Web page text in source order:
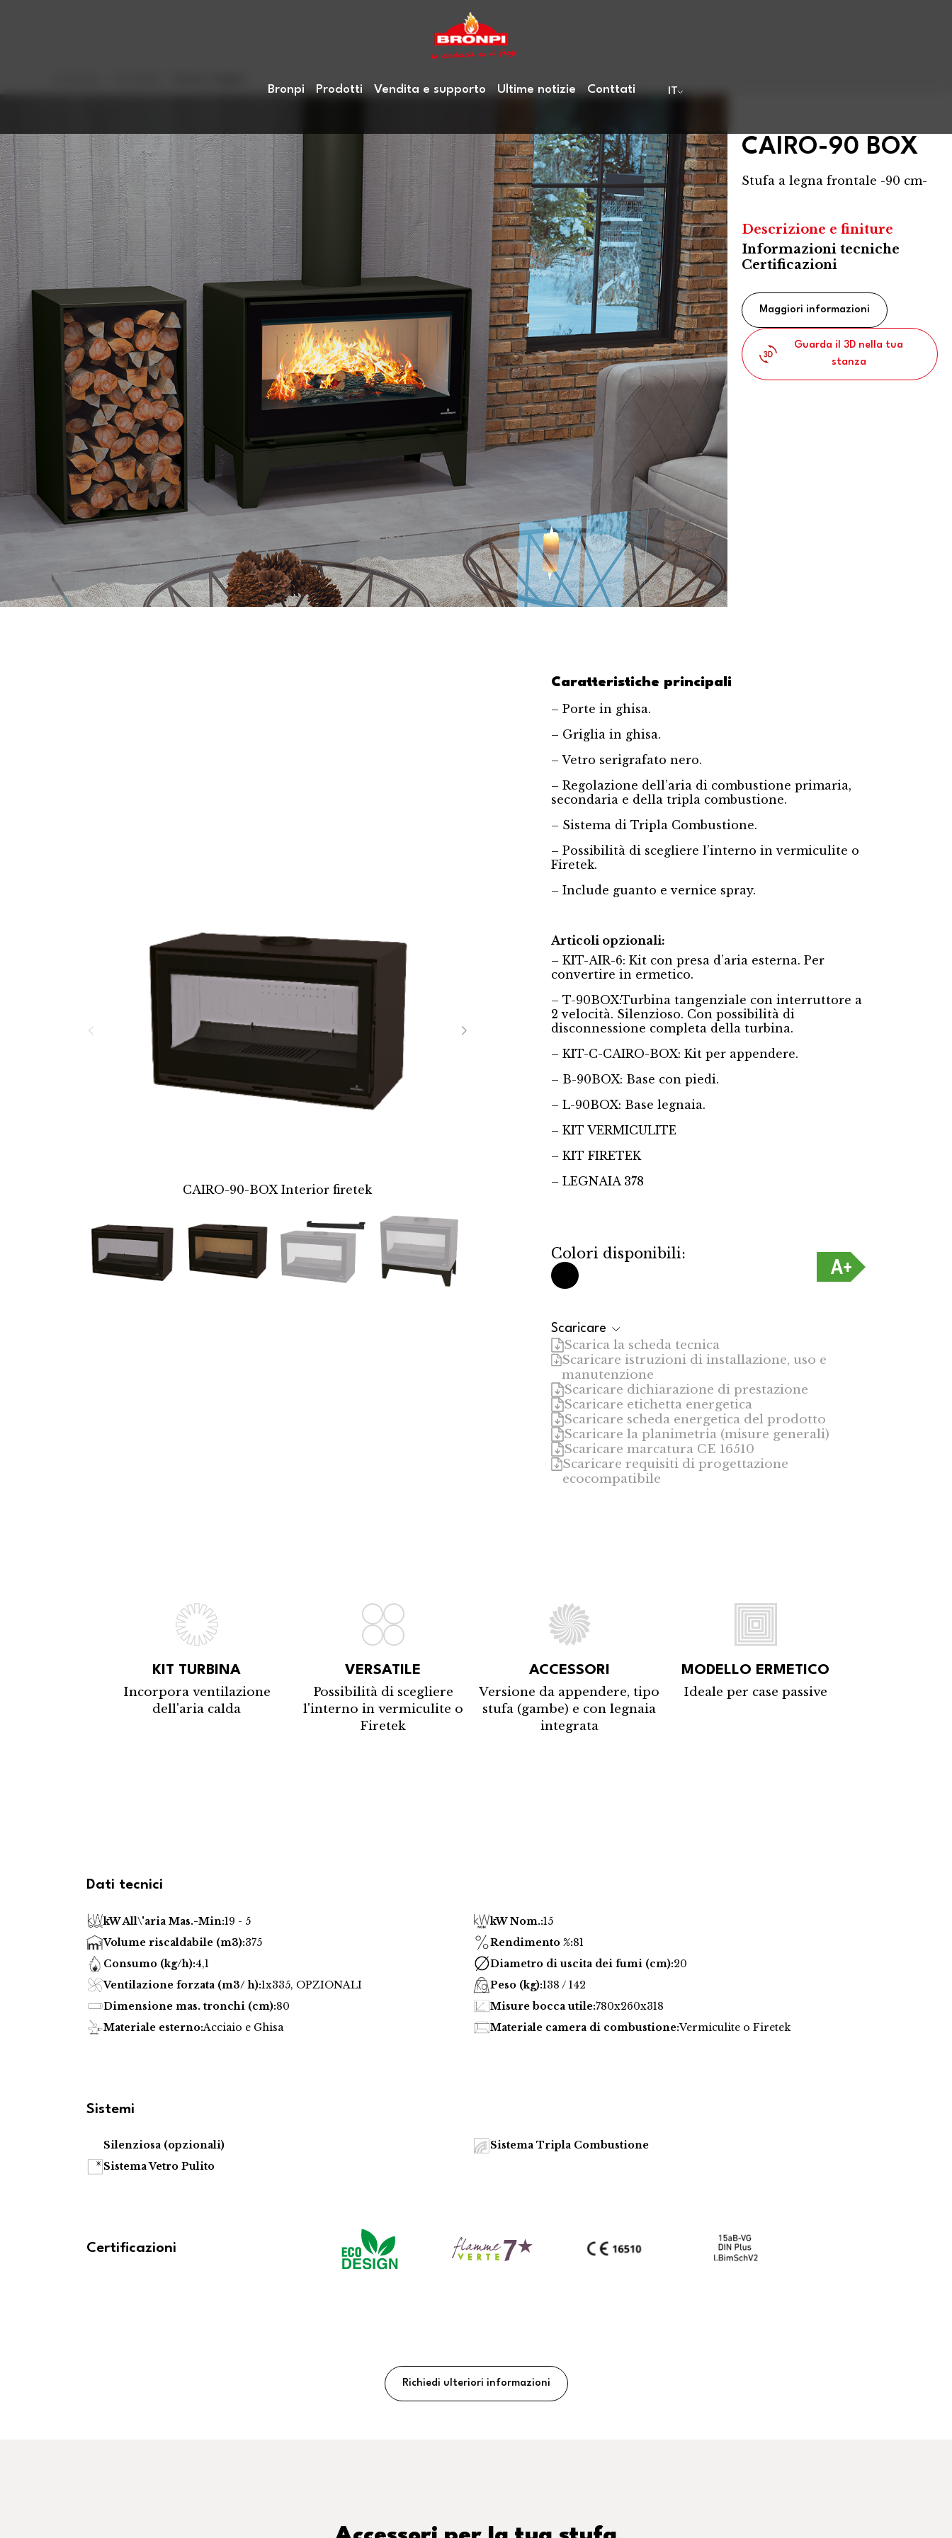
Bronpi Prodotti Vendita e supporto Ultime notizie Conttati IT
CAIRO-90 BOX
Stufa a legna frontale -90 cm-
Descrizione e finiture
Informazioni tecniche
Certificazioni
Maggiori informazioni
Guarda il 3D nella tua
stanza
CAIRO-90-BOX Interior firetek CAIRO-90-BOX Interior vermiculita
Caratteristiche principali
– Porte in ghisa.
– Griglia in ghisa.
– Vetro serigrafato nero.
– Regolazione dell’aria di combustione primaria,
secondaria e della tripla combustione.
– Sistema di Tripla Combustione.
– Possibilità di scegliere l’interno in vermiculite o
Firetek.
– Include guanto e vernice spray.
Articoli opzionali:
– KIT-AIR-6: Kit con presa d’aria esterna. Per
convertire in ermetico.
– T-90BOX:Turbina tangenziale con interruttore a
2 velocità. Silenzioso. Con possibilità di
disconnessione completa della turbina.
– KIT-C-CAIRO-BOX: Kit per appendere.
– B-90BOX: Base con piedi.
– L-90BOX: Base legnaia.
– KIT VERMICULITE
– KIT FIRETEK
– LEGNAIA 378
Colori disponibili:
Scaricare
Scarica la scheda tecnica
Scaricare istruzioni di installazione, uso e
manutenzione
Scaricare dichiarazione di prestazione
Scaricare etichetta energetica
Scaricare scheda energetica del prodotto
Scaricare la planimetria (misure generali)
Scaricare marcatura CE 16510
Scaricare requisiti di progettazione
ecocompatibile
KIT TURBINA
Incorpora ventilazione
dell'aria calda
VERSATILE
Possibilità di scegliere
l'interno in vermiculite o
Firetek
ACCESSORI
Versione da appendere, tipo
stufa (gambe) e con legnaia
integrata
MODELLO ERMETICO
Ideale per case passive
Dati tecnici
kW All\'aria Mas.-Min:19 - 5 kW Nom.:15
Volume riscaldabile (m3):375 Rendimento %:81
Consumo (kg/h):4,1 Diametro di uscita dei fumi (cm):20
Ventilazione forzata (m3/ h):1x335, OPZIONALI Peso (kg):138 / 142
Dimensione mas. tronchi (cm):80 Misure bocca utile:780x260x318
Materiale esterno:Acciaio e Ghisa Materiale camera di combustione:Vermiculite o Firetek
Sistemi
Silenziosa (opzionali)
Sistema Tripla Combustione
Sistema Vetro Pulito
Certificazioni
Richiedi ulteriori informazioni